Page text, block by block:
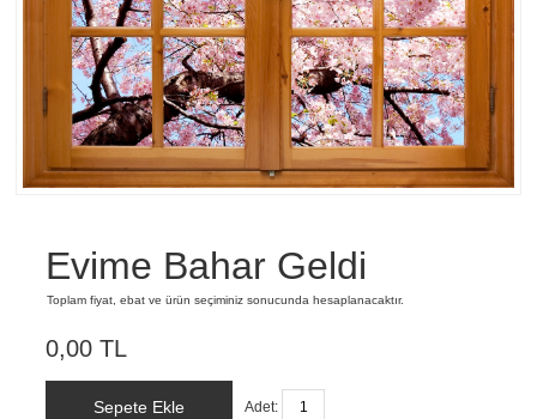
Evime Bahar Geldi
Toplam fiyat, ebat ve ürün seçiminiz sonucunda hesaplanacaktır.
0,00 TL
Sepete Ekle Adet: